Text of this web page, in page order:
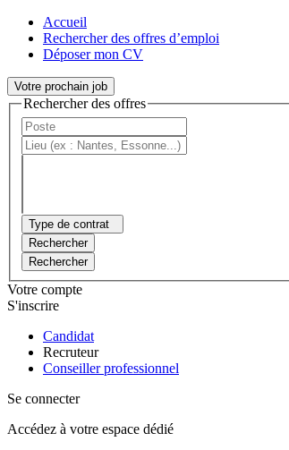
Accueil
Rechercher des offres d’emploi
Déposer mon CV
Votre prochain job
Rechercher des offres
Type de contrat
Rechercher
Rechercher
Votre compte
S'inscrire
Candidat
Recruteur
Conseiller professionnel
Se connecter
Accédez à votre espace dédié